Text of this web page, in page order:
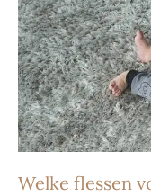
Welke flessen